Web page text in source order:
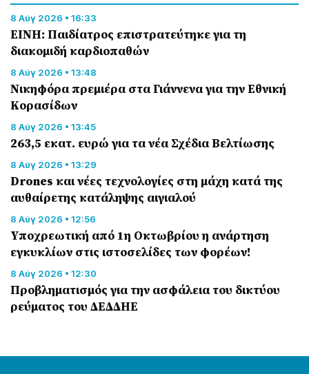
8 Αύγ 2026 • 16:33
ΕΙΝΗ: Παιδίατρος επιστρατεύτηκε για τη
διακομιδή καρδιοπαθών
8 Αύγ 2026 • 13:48
Nικηφόρα πρεμιέρα στα Γιάννενα για την Εθνική
Κορασίδων
8 Αύγ 2026 • 13:45
263,5 εκατ. ευρώ για τα νέα Σχέδια Βελτίωσης
8 Αύγ 2026 • 13:29
Drones και νέες τεχνολογίες στη μάχη κατά της
αυθαίρετης κατάληψης αιγιαλού
8 Αύγ 2026 • 12:56
Υποχρεωτική από 1η Οκτωβρίου η ανάρτηση
εγκυκλίων στις ιστοσελίδες των φορέων!
8 Αύγ 2026 • 12:30
Προβληματισμός για την ασφάλεια του δικτύου
ρεύματος του ΔΕΔΔΗΕ